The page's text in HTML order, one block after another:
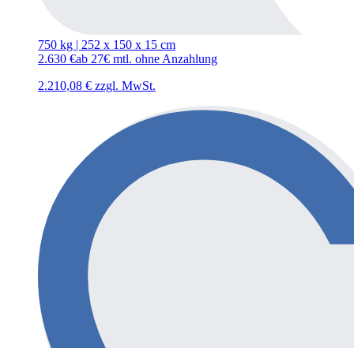
750 kg | 252 x 150 x 15 cm
2.630 €ab 27€ mtl. ohne Anzahlung
2.210,08 € zzgl. MwSt.